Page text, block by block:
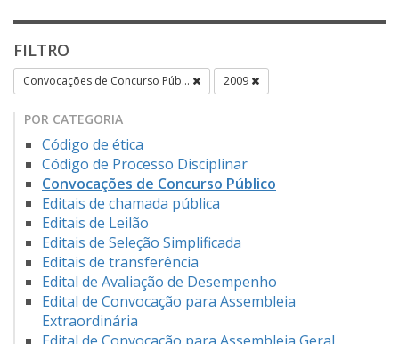
FILTRO
Convocações de Concurso Púb... 2009
POR CATEGORIA
Código de ética
Código de Processo Disciplinar
Convocações de Concurso Público
Editais de chamada pública
Editais de Leilão
Editais de Seleção Simplificada
Editais de transferência
Edital de Avaliação de Desempenho
Edital de Convocação para Assembleia
Extraordinária